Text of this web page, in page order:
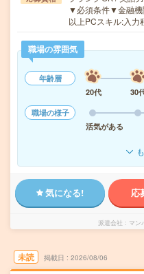
▼必須条件▼金融機
以上PCスキル:入力
職場の雰囲気
年齢層
20代
30
職場の様子
活気がある
気になる! 応
派遣会社 マン
未読 掲載日 2026/08/06